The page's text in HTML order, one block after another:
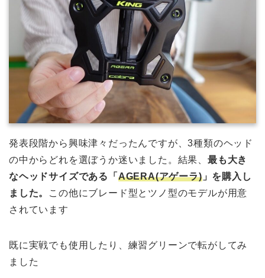
発表段階から興味津々だったんですが、3種類のヘッド
の中からどれを選ぼうか迷いました。結果、 最も大き
なヘッドサイズである「 AGERA(アゲーラ)」を購入し
ました。
この他にブレード型とツノ型のモデルが用意
されています
既に実戦でも使用したり、練習グリーンで転がしてみ
ました